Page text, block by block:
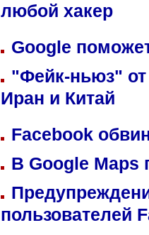
любой хакер
Google
"Фейк-ньюз" от
Иран и Китай
Facebook
В Google Maps
пользователей